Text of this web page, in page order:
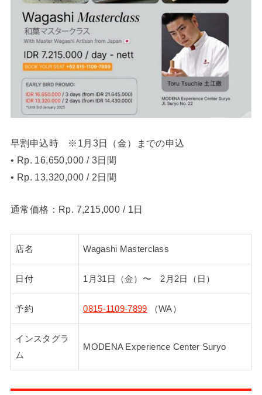
早割申込時 ※1月3日（金）までの申込
• Rp. 16,650,000 / 3日間
• Rp. 13,320,000 / 2日間
通常価格：Rp. 7,215,000 / 1日
店名 Wagashi Masterclass
日付 1月31日（金）〜 2月2日（日）
予約 0815-1109-7899 （WA）
インスタグラ
ム
MODENA Experience Center Suryo